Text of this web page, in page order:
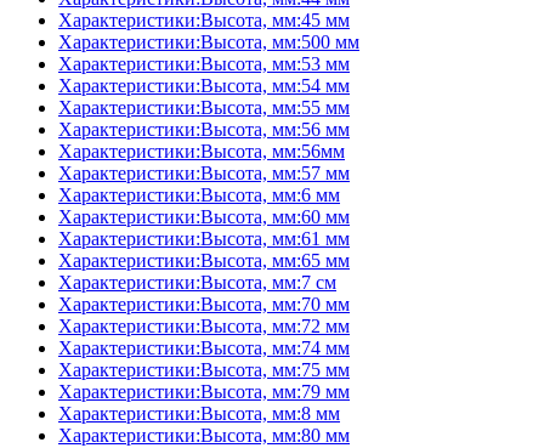
Характеристики:Высота, мм:45 мм
Характеристики:Высота, мм:500 мм
Характеристики:Высота, мм:53 мм
Характеристики:Высота, мм:54 мм
Характеристики:Высота, мм:55 мм
Характеристики:Высота, мм:56 мм
Характеристики:Высота, мм:56мм
Характеристики:Высота, мм:57 мм
Характеристики:Высота, мм:6 мм
Характеристики:Высота, мм:60 мм
Характеристики:Высота, мм:61 мм
Характеристики:Высота, мм:65 мм
Характеристики:Высота, мм:7 см
Характеристики:Высота, мм:70 мм
Характеристики:Высота, мм:72 мм
Характеристики:Высота, мм:74 мм
Характеристики:Высота, мм:75 мм
Характеристики:Высота, мм:79 мм
Характеристики:Высота, мм:8 мм
Характеристики:Высота, мм:80 мм